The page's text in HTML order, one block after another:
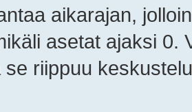
aikarajan,
asetat ajaksi 0.
se riippuu